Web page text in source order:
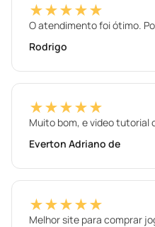
★★★★★
O atendimento foi ótimo.
Rodrigo
★★★★★
Muito bom, e video tutorial
Everton Adriano de
★★★★★
Melhor site para comprar